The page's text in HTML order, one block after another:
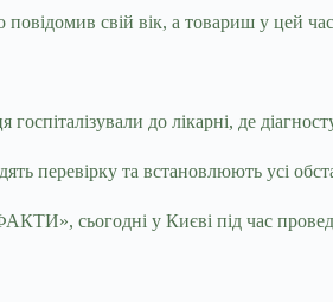
повідомив свій вік, а товариш у цей
госпіталізували до лікарні, де
перевірку та встановлюють усі
сьогодні у Києві під час